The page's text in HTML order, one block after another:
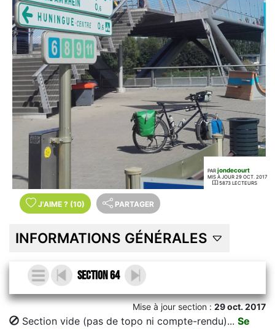
PAR jondecourt
MIS À JOUR 29 OCT. 2017
5873 LECTEURS
J'AIME ? (10) PARTAGER
INFORMATIONS GÉNÉRALES
Section 64
Mise à jour section :29 oct. 2017
Section vide (pas de topo ni compte-rendu)... Se